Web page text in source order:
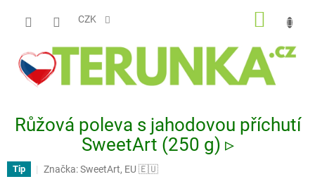
CZK
Růžová poleva s jahodovou příchutí
SweetArt (250 g) ▹
Tip Značka:SweetArt, EU 🇪🇺